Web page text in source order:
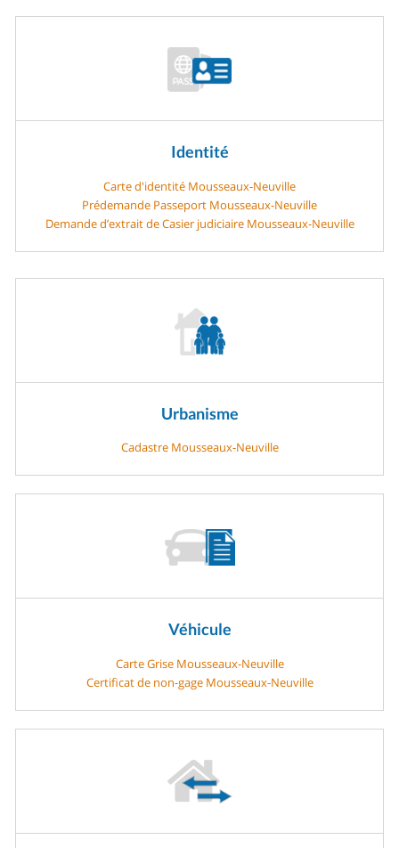
Identité
Carte d'identité Mousseaux-Neuville
Prédemande Passeport Mousseaux-Neuville
Demande d’extrait de Casier judiciaire Mousseaux-Neuville
Urbanisme
Cadastre Mousseaux-Neuville
Véhicule
Carte Grise Mousseaux-Neuville
Certificat de non-gage Mousseaux-Neuville